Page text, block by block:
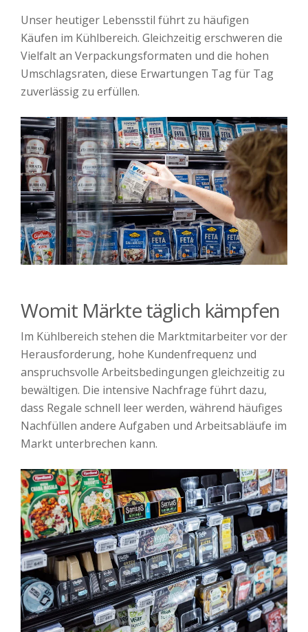
Unser heutiger Lebensstil führt zu häufigen
Käufen im Kühlbereich. Gleichzeitig erschweren die
Vielfalt an Verpackungsformaten und die hohen
Umschlagsraten, diese Erwartungen Tag für Tag
zuverlässig zu erfüllen.
Womit Märkte täglich kämpfen
Im Kühlbereich stehen die Marktmitarbeiter vor der
Herausforderung, hohe Kundenfrequenz und
anspruchsvolle Arbeitsbedingungen gleichzeitig zu
bewältigen. Die intensive Nachfrage führt dazu,
dass Regale schnell leer werden, während häufiges
Nachfüllen andere Aufgaben und Arbeitsabläufe im
Markt unterbrechen kann.